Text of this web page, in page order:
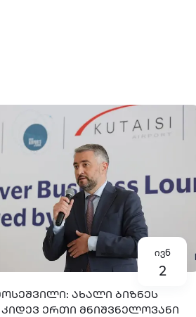
ივნ
2
ᲐᲮᲐᲚᲘ ᲑᲘᲖᲜᲔᲡ
ᲔᲠᲗᲘ ᲛᲜᲘᲨᲕᲜᲔᲚᲝᲕᲐᲜᲘ